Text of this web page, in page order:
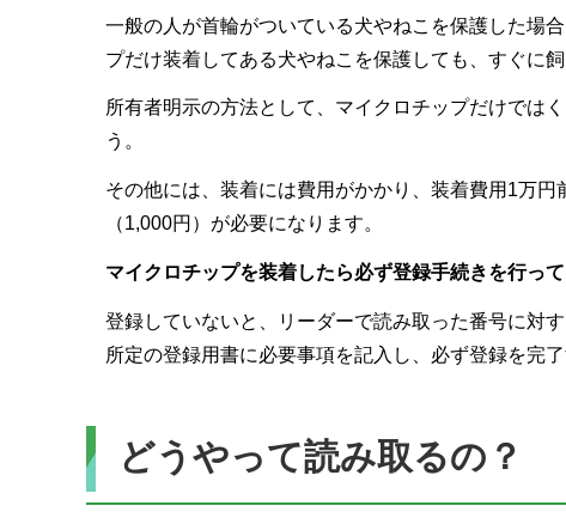
一般の人が首輪がついている犬やねこを保護した場
プだけ装着してある犬やねこを保護しても、すぐに
所有者明示の方法として、マイクロチップだけでは
う。
その他には、装着には費用がかかり、装着費用1万
（1,000円）が必要になります。
マイクロチップを装着したら必ず登録手続きを行って
登録していないと、リーダーで読み取った番号に対
所定の登録用書に必要事項を記入し、必ず登録を完
どうやって読み取るの？